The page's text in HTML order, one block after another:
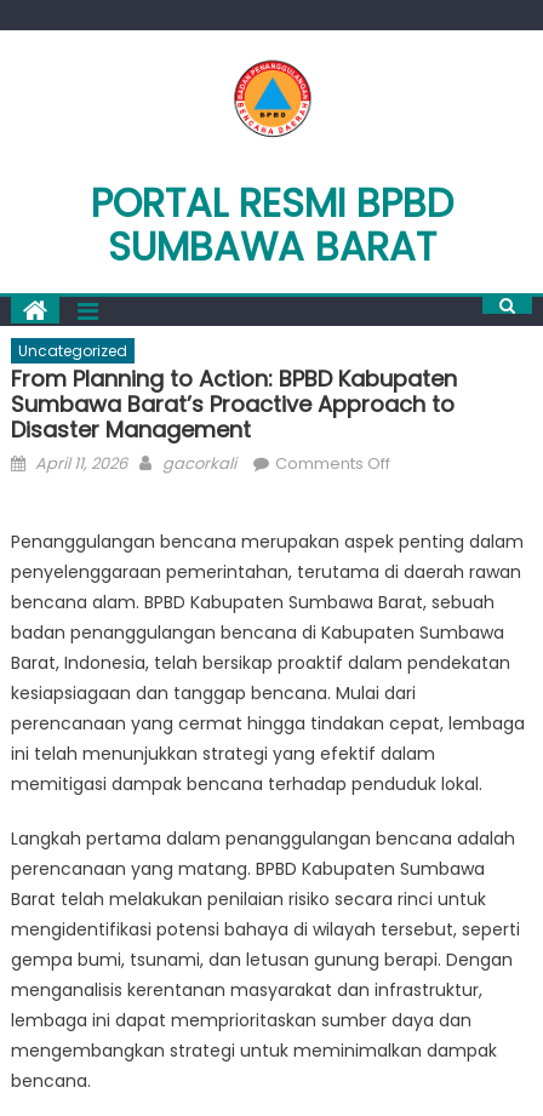
PORTAL RESMI BPBD
SUMBAWA BARAT
Uncategorized
From Planning to Action: BPBD Kabupaten
Sumbawa Barat’s Proactive Approach to
Disaster Management
Posted
April 11, 2026 Author
gacorkali Comments Offon
to
Action:
BPBD
Kabupaten
Sumbawa
Barat’s
Proactive
Approach
to
Disaster
Penanggulangan bencana merupakan aspek penting dalam
penyelenggaraan pemerintahan, terutama di daerah rawan
bencana alam. BPBD Kabupaten Sumbawa Barat, sebuah
badan penanggulangan bencana di Kabupaten Sumbawa
Barat, Indonesia, telah bersikap proaktif dalam pendekatan
kesiapsiagaan dan tanggap bencana. Mulai dari
perencanaan yang cermat hingga tindakan cepat, lembaga
ini telah menunjukkan strategi yang efektif dalam
memitigasi dampak bencana terhadap penduduk lokal.
Langkah pertama dalam penanggulangan bencana adalah
perencanaan yang matang. BPBD Kabupaten Sumbawa
Barat telah melakukan penilaian risiko secara rinci untuk
mengidentifikasi potensi bahaya di wilayah tersebut, seperti
gempa bumi, tsunami, dan letusan gunung berapi. Dengan
menganalisis kerentanan masyarakat dan infrastruktur,
lembaga ini dapat memprioritaskan sumber daya dan
mengembangkan strategi untuk meminimalkan dampak
bencana.